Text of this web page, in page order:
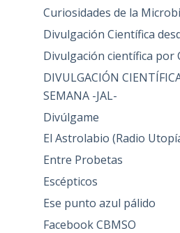
Curiosidades de la
Divulgación Científica
Divulgación científica por
DIVULGACIÓN
SEMANA -JAL-
Divúlgame
El Astrolabio (Radio
Entre Probetas
Escépticos
Ese punto azul pálido
Facebook CBMSO